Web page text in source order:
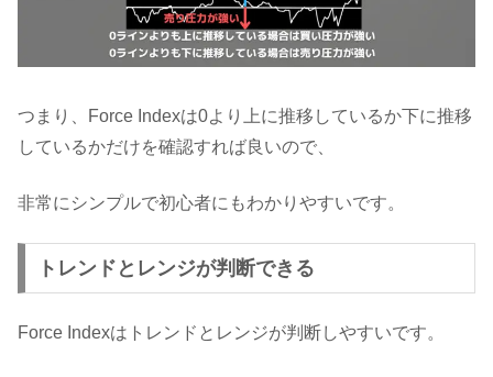
つまり、Force Indexは0より上に推移しているか下に推移
しているかだけを確認すれば良いので、
非常にシンプルで初心者にもわかりやすいです。
トレンドとレンジが判断できる
Force Indexはトレンドとレンジが判断しやすいです。